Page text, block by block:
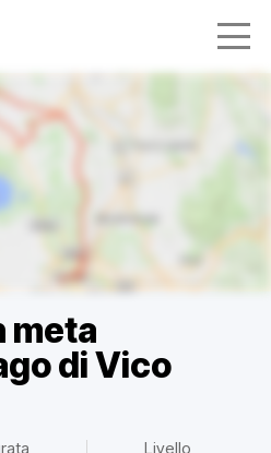
meta
di Vico
Livello